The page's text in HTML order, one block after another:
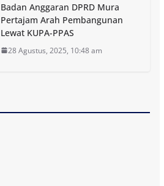
Badan Anggaran DPRD Mura
Pertajam Arah Pembangunan
Lewat KUPA-PPAS
28 Agustus, 2025, 10:48 am